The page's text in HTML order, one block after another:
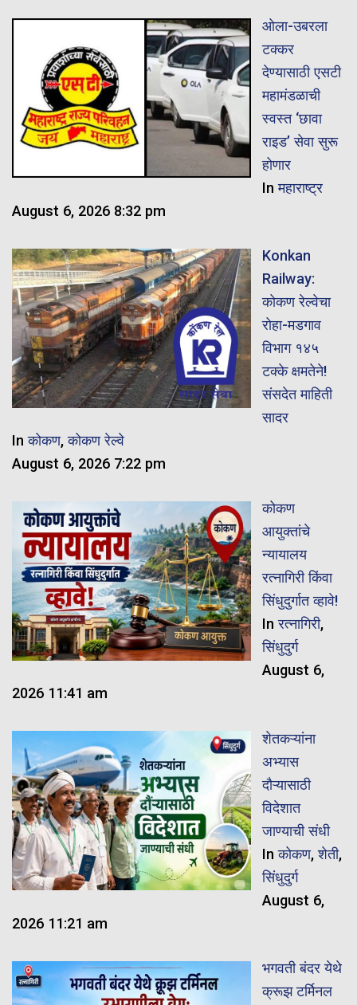
ओला-उबरला
टक्कर
देण्यासाठी एसटी
महामंडळाची
स्वस्त ‘छावा
राइड’ सेवा सुरू
होणार
Inमहाराष्ट्र
August 6, 2026 8:32 pm
Konkan
Railway:
कोकण रेल्वेचा
रोहा-मडगाव
विभाग १४५
टक्के क्षमतेने!
संसदेत माहिती
सादर
Inकोकण,कोकण रेल्वे
August 6, 2026 7:22 pm
कोकण
आयुक्तांचे
न्यायालय
रत्नागिरी किंवा
सिंधुदुर्गात व्हावे!
Inरत्नागिरी,
सिंधुदुर्ग
August 6,
2026 11:41 am
शेतकऱ्यांना
अभ्यास
दौऱ्यासाठी
विदेशात
जाण्याची संधी
Inकोकण,शेती,
सिंधुदुर्ग
August 6,
2026 11:21 am
भगवती बंदर येथे
क्रूझ टर्मिनल